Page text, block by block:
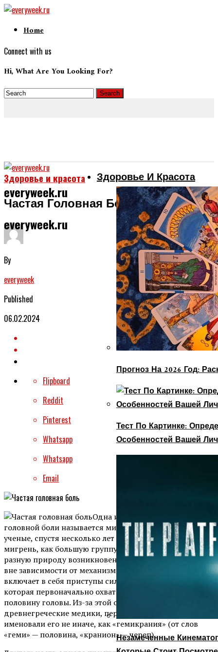
Home
Connect with us
Hi, What Are You Looking For?
everyweek.ru
everyweek.ru
Здоровье И Красота
Прогноз На 2026 Год:
Тест По Картинке:
Особенностей Вашей
Незамеченные
Здоровье и красота
Частая Головная Боль
By
everyweek
Published
06.02.2024
Flipboard
Reddit
Pinterest
Whatsapp
Whatsapp
Email
Одна из разновидностей
головной боли называется мигренью. Скорее всего,
ученые, спустя несколько лет будут рассматривать
мигрень, как большую группу заболеваний, имеющих
разную природу возникновения. Картина этой болезни
вне зависимости от механизмов происхождения
включает в себя приступы сильнейшей головной боли,
которая первоначально охватывает только одну
половину головы. Из-за этой особенности
древнегреческие медики, первыми описавшие недуг,
именовали его не иначе, как «гемикрания» (от слов
«геми» — половина, «кранион» — череп).